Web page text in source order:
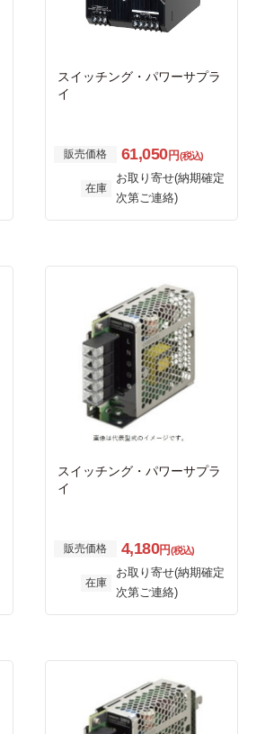
スイッチング・パワーサプラ
イ
販売価格 61,050円(税込)
在庫
お取り寄せ(納期確定
次第ご連絡)
スイッチング・パワーサプラ
イ
販売価格 4,180円(税込)
在庫
お取り寄せ(納期確定
次第ご連絡)